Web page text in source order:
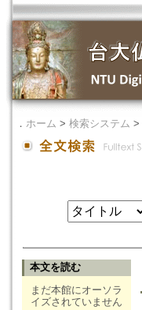
． ホーム > 検索システム >
本文を読む
まだ本館にオーソラ
イズされていません